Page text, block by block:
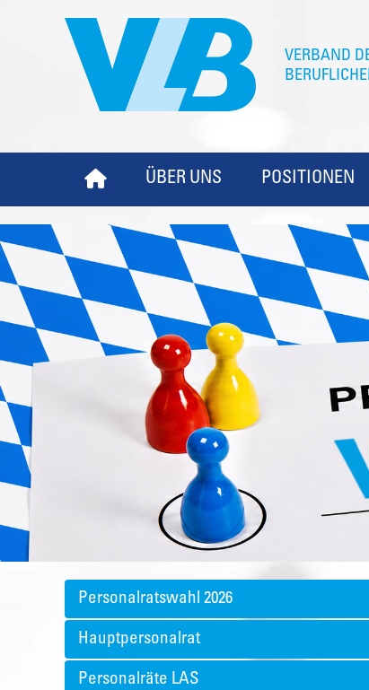
ÜBER UNS POSITIONEN
Personalratswahl 2026
Hauptpersonalrat
Personalräte LAS